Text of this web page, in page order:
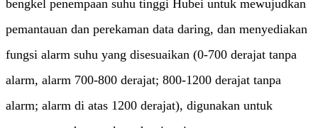
bengkel penempaan suhu tinggi Hubei untuk mewujudkan
pemantauan dan perekaman data daring, dan menyediakan
fungsi alarm suhu yang disesuaikan (0-700 derajat tanpa
alarm, alarm 700-800 derajat; 800-1200 derajat tanpa
alarm; alarm di atas 1200 derajat), digunakan untuk